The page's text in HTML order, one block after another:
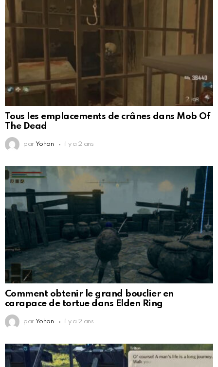
Tous les emplacements de crânes dans Mob Of
The Dead
par Yohan il y a 2 ans
Comment obtenir le grand bouclier en
carapace de tortue dans Elden Ring
par Yohan il y a 2 ans